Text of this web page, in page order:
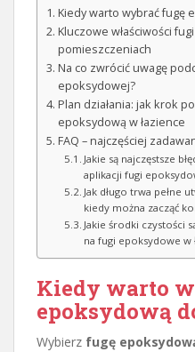
Kiedy warto wybrać fugę
Kluczowe właściwości
pomieszczeniach
Na co zwrócić uwagę
epoksydowej?
Plan działania: jak krok
epoksydową w łazience
FAQ – najczęściej
Jakie są najczęstsze
aplikacji fugi
Jak długo trwa pełne
kiedy można zacząć
Jakie środki czystości
na fugi epoksydowe w
Kiedy warto
epoksydową
Wybierz fugę